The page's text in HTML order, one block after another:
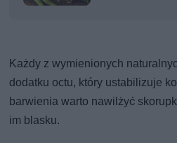
Każdy z wymienionych
dodatku octu, który ustabilizuje
barwienia warto nawilżyć
im blasku.